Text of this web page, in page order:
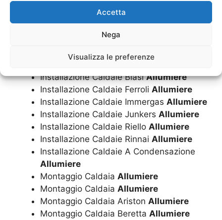
Accetta
Nega
Visualizza le preferenze
Installazione Caldaia RinnaiAllumiere
Installazione Caldaia A Condensazione
Installazione Caldaie
Installazione Caldaie Ariston
Installazione Caldaie BiasiAllumiere
Installazione Caldaie Ferroli Allumiere
Installazione Caldaie Immergas Allumiere
Installazione Caldaie Junkers Allumiere
Installazione Caldaie Riello Allumiere
Installazione Caldaie Rinnai Allumiere
Installazione Caldaie A Condensazione
Allumiere
Montaggio Caldaia Allumiere
Montaggio Caldaia Allumiere
Montaggio Caldaia Ariston Allumiere
Montaggio Caldaia Beretta Allumiere